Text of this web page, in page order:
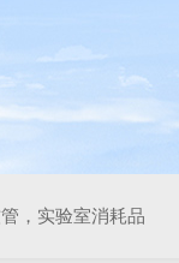
，实验室消耗品